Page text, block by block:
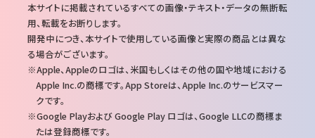
注
意
事
項
本サイトに掲載されているすべての画像・テキスト・データの無断転
用、転載をお断りします。
開発中につき、本サイトで使用している画像と実際の商品とは異な
る場合がございます。
Apple、Appleのロゴは、米国もしくはその他の国や地域における
Apple Inc.の商標です。App Storeは、Apple Inc.のサービスマー
クです。
Google Playおよび Google Play ロゴは、Google LLCの商標ま
たは登録商標です。